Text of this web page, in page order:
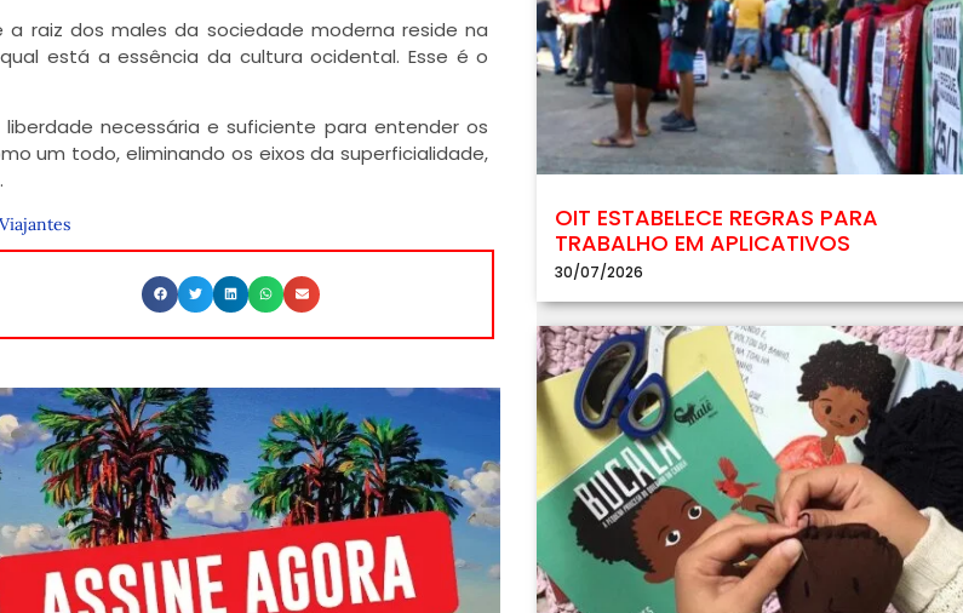
raiz dos males da sociedade moderna reside na
está a essência da cultura ocidental. Esse é o
necessária e suficiente para entender os
um todo, eliminando os eixos da superficialidade,
Viajantes
OIT ESTABELECE REGRAS PARA
TRABALHO EM APLICATIVOS
30/07/2026